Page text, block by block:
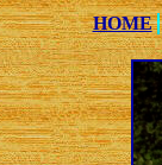
HOME